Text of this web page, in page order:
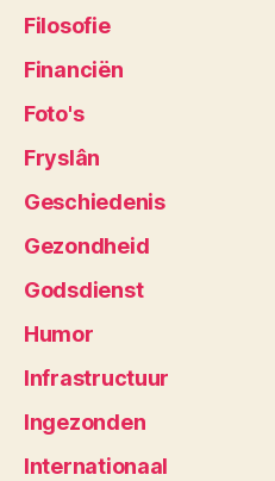
Filosofie
Financiën
Foto's
Fryslân
Geschiedenis
Gezondheid
Godsdienst
Humor
Infrastructuur
Ingezonden
Internationaal